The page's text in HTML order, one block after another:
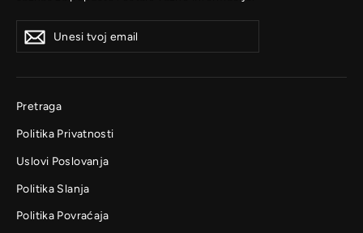
tvoj
se
Prijavi
se
Pretraga
Politika Privatnosti
Uslovi Poslovanja
Politika Slanja
Politika Povraćaja